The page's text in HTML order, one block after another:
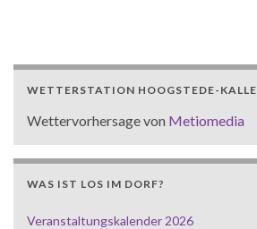
WETTERSTATION HOOGSTEDE-KALLE
Wettervorhersage von Metiomedia
WAS IST LOS IM DORF?
Veranstaltungskalender 2026